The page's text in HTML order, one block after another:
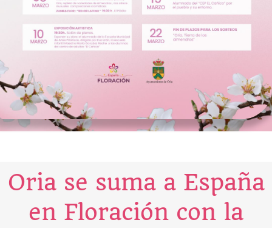
Oria se suma a España
en Floración con la